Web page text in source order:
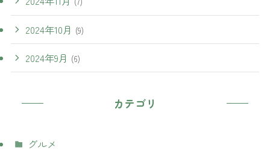
2024年10月 (9)
2024年9月 (6)
カテゴリ
グルメ